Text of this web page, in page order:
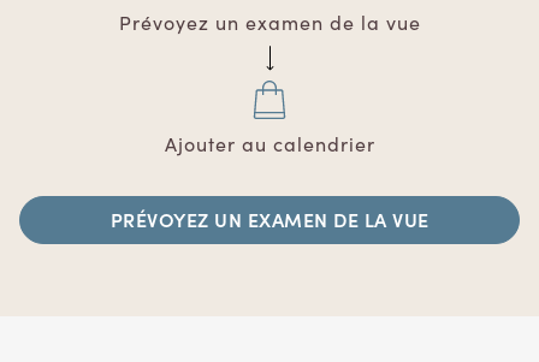
Prévoyez un examen de la vue
Ajouter au calendrier
PRÉVOYEZ UN EXAMEN DE LA VUE